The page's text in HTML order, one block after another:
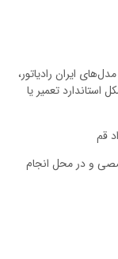
کامل مدل‌های ایران رادیاتور،
تعمیر یا
و در محل انجام